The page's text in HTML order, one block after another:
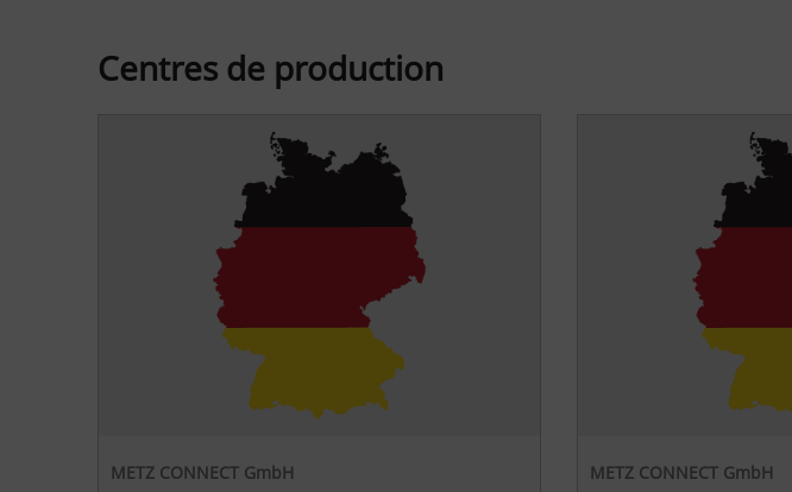
Centres de production
METZ CONNECT GmbH
METZ CONNECT GmbH